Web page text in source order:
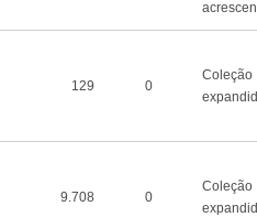
129 0
Coleção
9.708 0
Coleção